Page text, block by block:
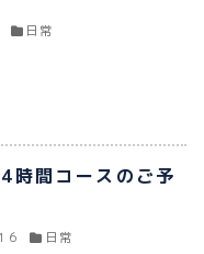
日常
時間コースのご予
日常